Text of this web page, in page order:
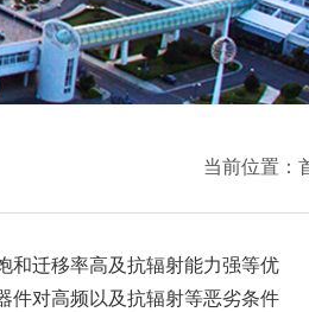
当前位置：
和迁移率高及抗辐射能力强等优
件对高频以及抗辐射等恶劣条件